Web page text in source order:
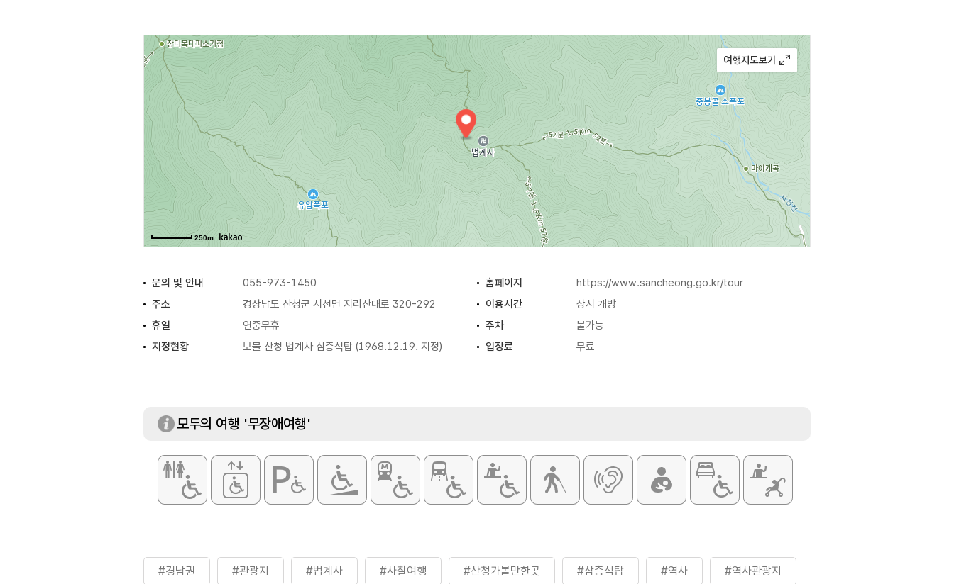
250m
문의 및 안내 055-973-1450 홈페이지
https://www.sancheong.go.kr/tour
주소
경상남도 산청군 시천면 지리산대로 320-292 이용시간
상시 개방
휴일
연중무휴 주차
불가능
지정현황
보물 산청 법계사 삼층석탑 (1968.12.19. 지정) 입장료 무료
모두의 여행 '무장애여행'
#경남권 #관광지 #법계사 #사찰여행 #산청가볼만한곳 #삼층석탑 #역사 #역사관광지